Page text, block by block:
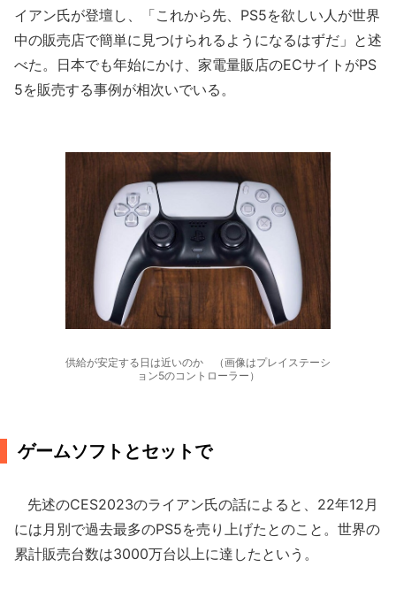
イアン氏が登壇し、「これから先、PS5を欲しい人が世界
中の販売店で簡単に見つけられるようになるはずだ」と述
べた。日本でも年始にかけ、家電量販店のECサイトがPS
5を販売する事例が相次いでいる。
供給が安定する日は近いのか （画像はプレイステーシ
ョン5のコントローラー）
ゲームソフトとセットで
先述のCES2023のライアン氏の話によると、22年12月
には月別で過去最多のPS5を売り上げたとのこと。世界の
累計販売台数は3000万台以上に達したという。